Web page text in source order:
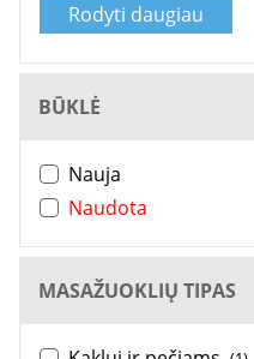
Rodyti daugiau
BŪKLĖ
Nauja
Naudota
MASAŽUOKLIŲ TIPAS